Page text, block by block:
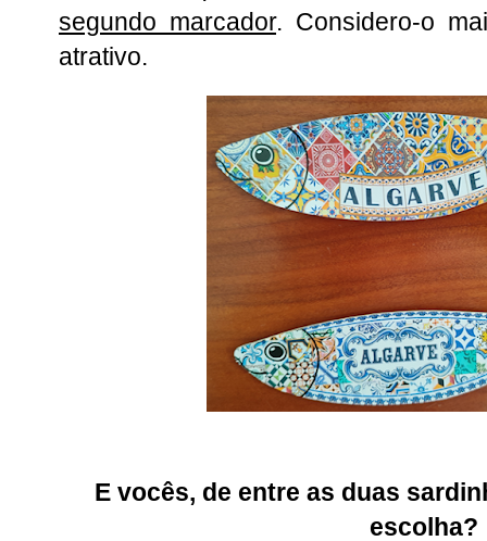
segundo marcador. Considero-o
atrativo.
E vocês, de entre as duas
escolha?